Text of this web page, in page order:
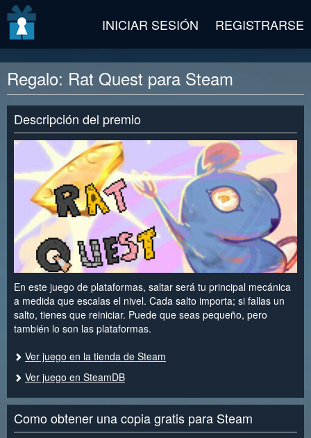
INICIAR SESIÓN REGISTRARSE
Regalo: Rat Quest para Steam
Descripción del premio
En este juego de plataformas, saltar será tu principal mecánica
a medida que escalas el nivel. Cada salto importa; si fallas un
salto, tienes que reiniciar. Puede que seas pequeño, pero
también lo son las plataformas.
Ver juego en la tienda de Steam
Ver juego en SteamDB
Como obtener una copia gratis para Steam